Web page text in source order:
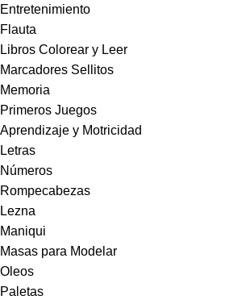
Entretenimiento
Flauta
Libros Colorear y Leer
Marcadores Sellitos
Memoria
Primeros Juegos
Aprendizaje y Motricidad
Letras
Números
Rompecabezas
Lezna
Maniqui
Masas para Modelar
Oleos
Paletas